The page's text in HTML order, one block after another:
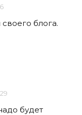
блога.
будет